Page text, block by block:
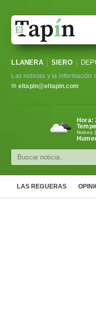
Sociedad
Política
Cultura
LLANERA SIERO
Las noticias y la información
✉ eltapin@eltapin.com
Hora:
Nubes
LAS REGUERAS